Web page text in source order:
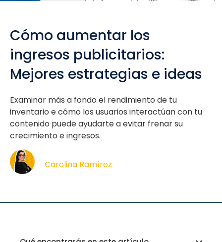
Cómo aumentar los
ingresos publicitarios:
Mejores estrategias e ideas
Examinar más a fondo el rendimiento de tu
inventario e cómo los usuarios interactúan con tu
contenido puede ayudarte a evitar frenar su
crecimiento e ingresos.
Carolina Ramírez